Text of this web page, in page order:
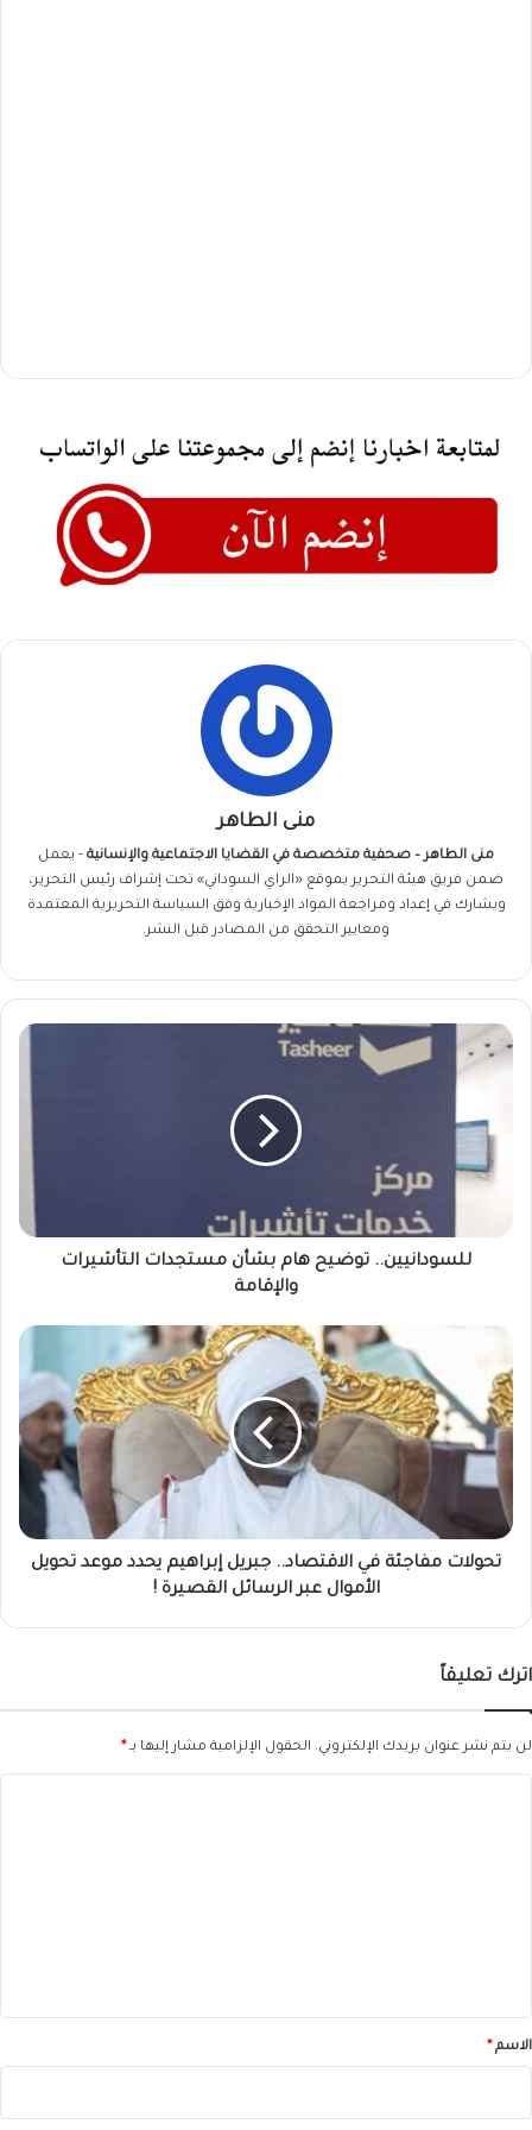
منى الطاهر
منى الطاهر – صحفية متخصصة في القضايا الاجتماعية والإنسانية - يعمل
ضمن فريق هيئة التحرير بموقع «الراي السوداني» تحت إشراف رئيس التحرير،
ويشارك في إعداد ومراجعة المواد الإخبارية وفق السياسة التحريرية المعتمدة
ومعايير التحقق من المصادر قبل النشر.
للسودانيين..
توضيح
مستجدات
التأشيرات
والإقامة
للسودانيين.. توضيح هام بشأن مستجدات التأشيرات
والإقامة
في
الاقتصاد..
جبريل
إبراهيم
يحدد
موعد
تحويل
الأموال
تحولات مفاجئة في الاقتصاد.. جبريل إبراهيم يحدد موعد تحويل
الأموال عبر الرسائل القصيرة !
اترك تعليقاً
لن يتم نشر عنوان بريدك الإلكتروني. الحقول الإلزامية مشار إليها بـ*
*الاسم*